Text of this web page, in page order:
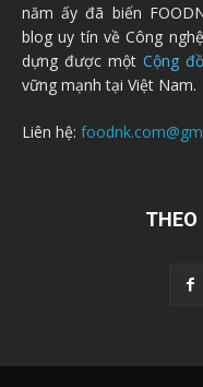
năm ấy đã biến
blog uy tín về Công
dựng được một Cộng
vững mạnh tại Việt Nam.
Liên hệ:
THEO